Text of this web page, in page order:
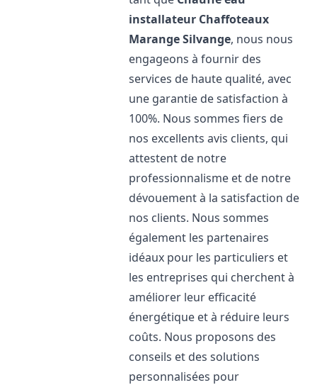
installateur Chaffoteaux
Marange Silvange, nous nous
engageons à fournir des
services de haute qualité, avec
une garantie de satisfaction à
100%. Nous sommes fiers de
nos excellents avis clients, qui
attestent de notre
professionnalisme et de notre
dévouement à la satisfaction de
nos clients. Nous sommes
également les partenaires
idéaux pour les particuliers et
les entreprises qui cherchent à
améliorer leur efficacité
énergétique et à réduire leurs
coûts. Nous proposons des
conseils et des solutions
personnalisées pour